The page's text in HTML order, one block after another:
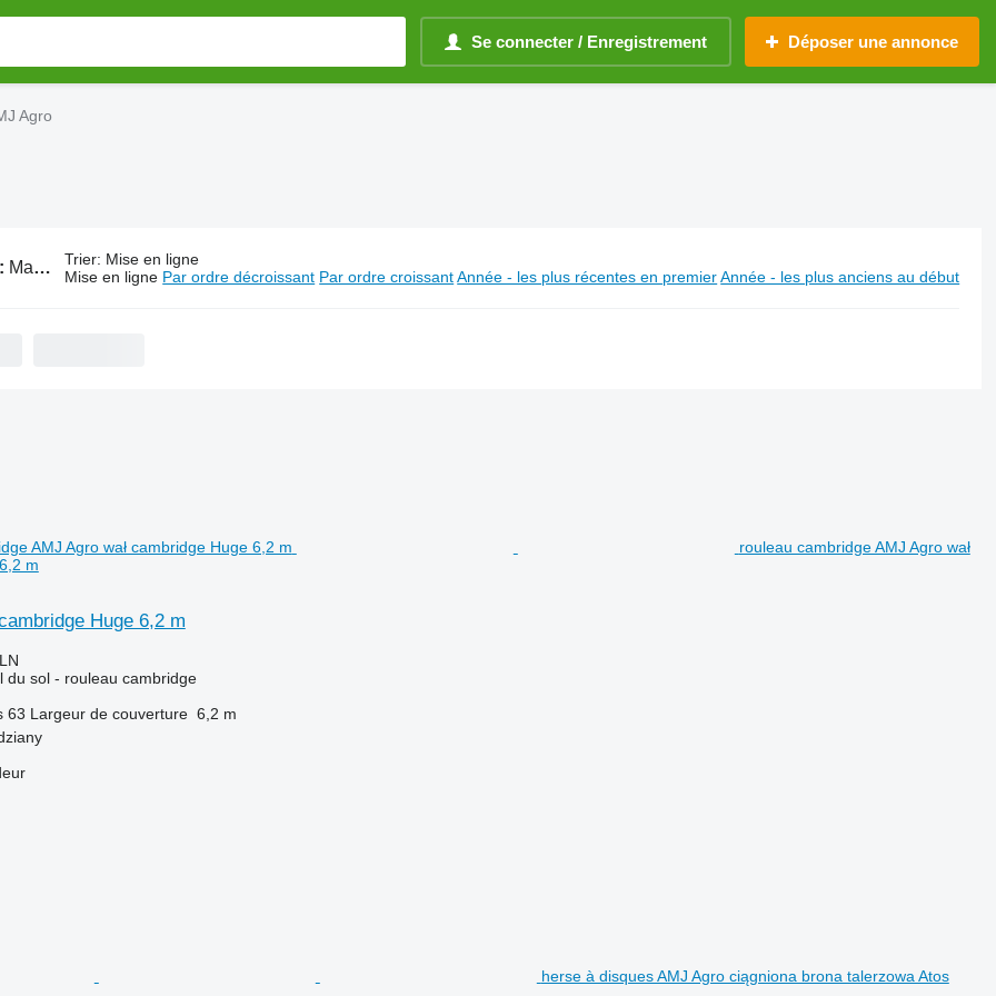
Se connecter / Enregistrement Déposer une annonce
Agro
Matériel de travail du sol AMJ Agro Trier: Mise en ligne
Mise en ligne Par ordre décroissant Par ordre croissant Année - les plus récentes en premier Année - les plus anciens au début
rouleau cambridge AMJ Agro wał
m
Huge 6,2 m
du sol - rouleau cambridge
63 Largeur de couverture 6,2 m
herse à disques AMJ Agro ciągniona brona talerzowa Atos